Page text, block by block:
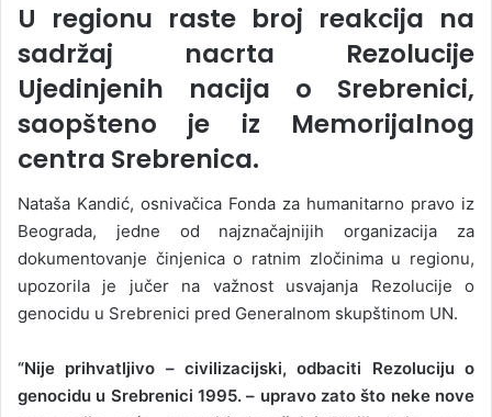
U regionu raste broj reakcija na
sadržaj nacrta Rezolucije
Ujedinjenih nacija o Srebrenici,
saopšteno je iz Memorijalnog
centra Srebrenica.
Nataša Kandić, osnivačica Fonda za humanitarno pravo iz
Beograda, jedne od najznačajnijih organizacija za
dokumentovanje činjenica o ratnim zločinima u regionu,
upozorila je jučer na važnost usvajanja Rezolucije o
genocidu u Srebrenici pred Generalnom skupštinom UN.
“Nije prihvatljivo – civilizacijski, odbaciti Rezoluciju o
genocidu u Srebrenici 1995. – upravo zato što neke nove